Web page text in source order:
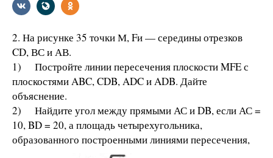
2. На рисунке 35 точки М, Fи — середины отрезков
CD, ВС и АВ.
1) Постройте линии пересечения плоскости MFE с
плоскостями ABC, CDB, ADC и ADB. Дайте
объяснение.
2) Найдите угол между прямыми АС и DB, если АС =
10, BD = 20, а площадь четырехугольника,
образованного построенными линиями пересечения,